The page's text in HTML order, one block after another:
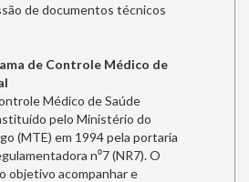
de documentos técnicos
de Controle Médico de
Médico de Saúde
pelo Ministério do
(MTE) em 1994 pela portaria
n⁰7 (NR7). O
objetivo acompanhar e